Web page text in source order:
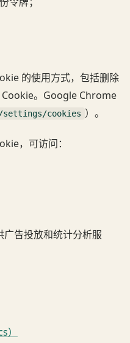
的使用方式，包括删除
。Google Chrome
settings/cookies ）。
，可访问：
告投放和统计分析服